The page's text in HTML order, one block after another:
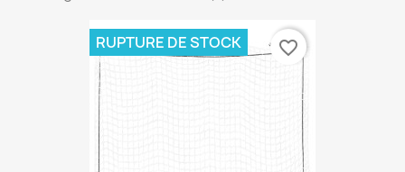
RUPTURE DE STOCK favorite_border